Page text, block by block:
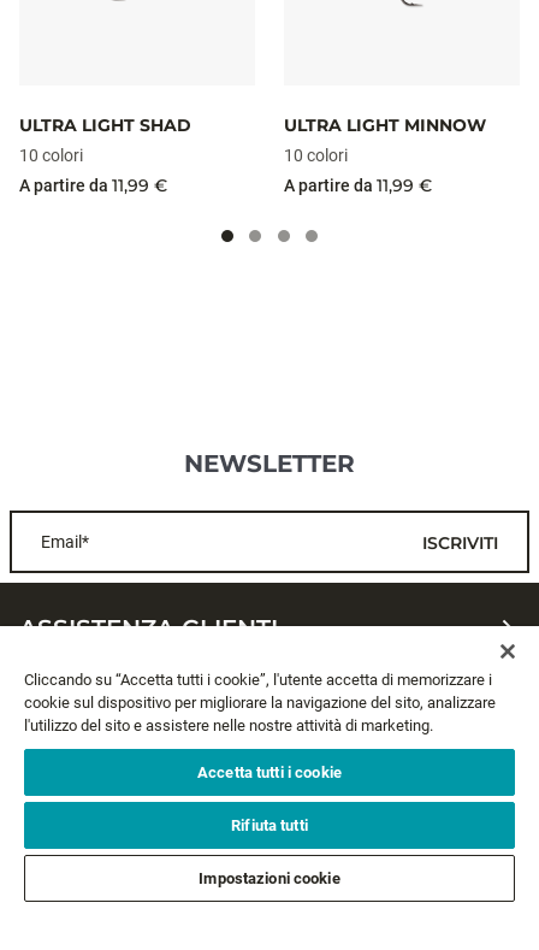
ULTRA LIGHT SHAD
10 colori
A partire da 11,99 €
ULTRA LIGHT MINNOW
10 colori
A partire da 11,99 €
NEWSLETTER
Email* ISCRIVITI
ASSISTENZA CLIENTI
CHI SIAMO
LEGALE
Cliccando su “Accetta tutti i cookie”, l'utente accetta di memorizzare i
cookie sul dispositivo per migliorare la navigazione del sito, analizzare
l'utilizzo del sito e assistere nelle nostre attività di marketing.
Accetta tutti i cookie
Rifiuta tutti
Impostazioni cookie